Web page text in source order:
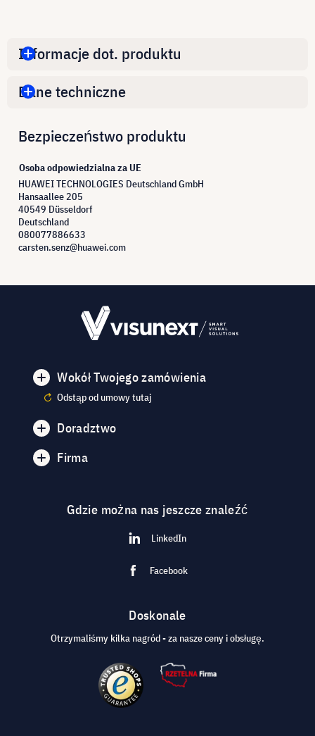
Informacje dot. produktu
Dane techniczne
Bezpieczeństwo produktu
Osoba odpowiedzialna za UE
HUAWEI TECHNOLOGIES Deutschland GmbH
Hansaallee 205
40549 Düsseldorf
Deutschland
080077886633
carsten.senz@huawei.com
Wokół Twojego zamówienia
Odstąp od umowy tutaj
Doradztwo
Firma
Gdzie można nas jeszcze znaleźć
LinkedIn
Facebook
Doskonale
Otrzymaliśmy kilka nagród - za nasze ceny i obsługę.